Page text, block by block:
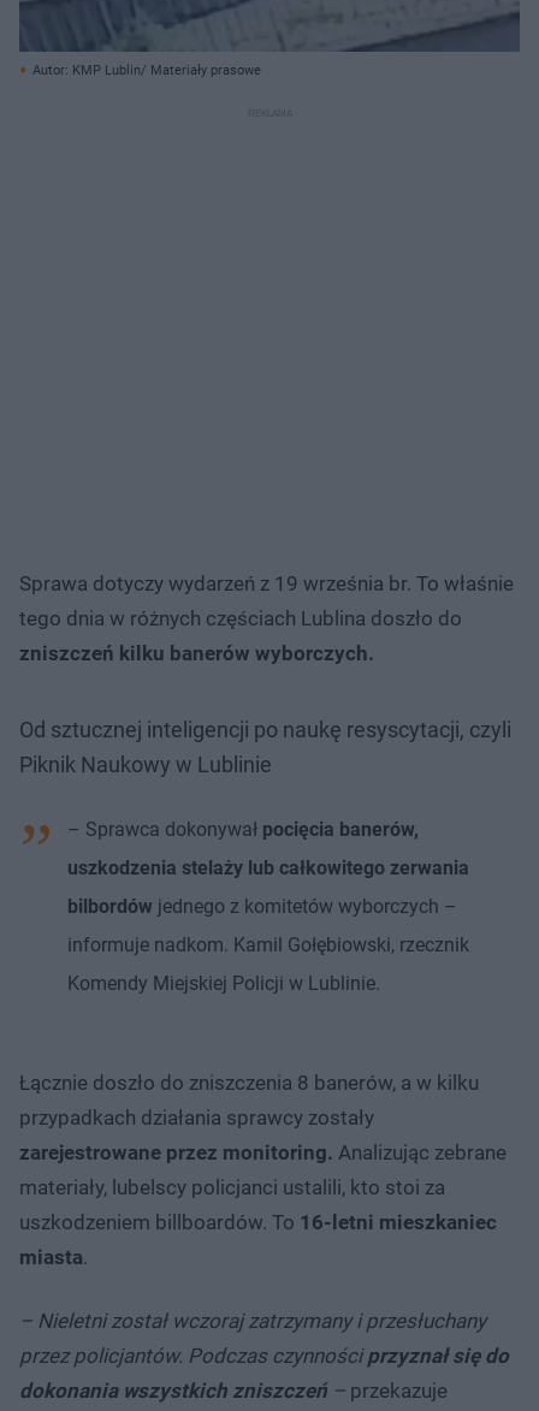
Autor: KMP Lublin/ Materiały prasowe
Sprawa dotyczy wydarzeń z 19 września br. To właśnie
tego dnia w różnych częściach Lublina doszło do
zniszczeń kilku banerów wyborczych.
Od sztucznej inteligencji po naukę resyscytacji, czyli
Piknik Naukowy w Lublinie
– Sprawca dokonywał pocięcia banerów,
uszkodzenia stelaży lub całkowitego zerwania
bilbordów jednego z komitetów wyborczych –
informuje nadkom. Kamil Gołębiowski, rzecznik
Komendy Miejskiej Policji w Lublinie.
Łącznie doszło do zniszczenia 8 banerów, a w kilku
przypadkach działania sprawcy zostały
zarejestrowane przez monitoring. Analizując zebrane
materiały, lubelscy policjanci ustalili, kto stoi za
uszkodzeniem billboardów. To 16-letni mieszkaniec
miasta.
– Nieletni został wczoraj zatrzymany i przesłuchany
przez policjantów. Podczas czynnościprzyznał się do
dokonania wszystkich zniszczeń– przekazuje